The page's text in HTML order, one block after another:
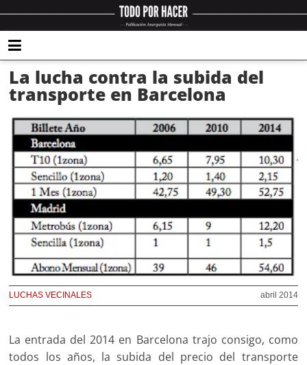
La lucha contra la subida del
transporte en Barcelona
abril 2014
LUCHAS VECINALES
La entrada del 2014 en Barcelona trajo consigo, como
todos los años, la subida del precio del transporte